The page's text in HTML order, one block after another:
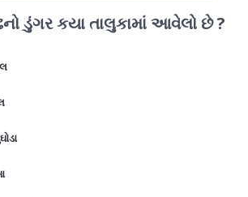
ડુંગર કયા તાલુકામાં આવેલો છે ?